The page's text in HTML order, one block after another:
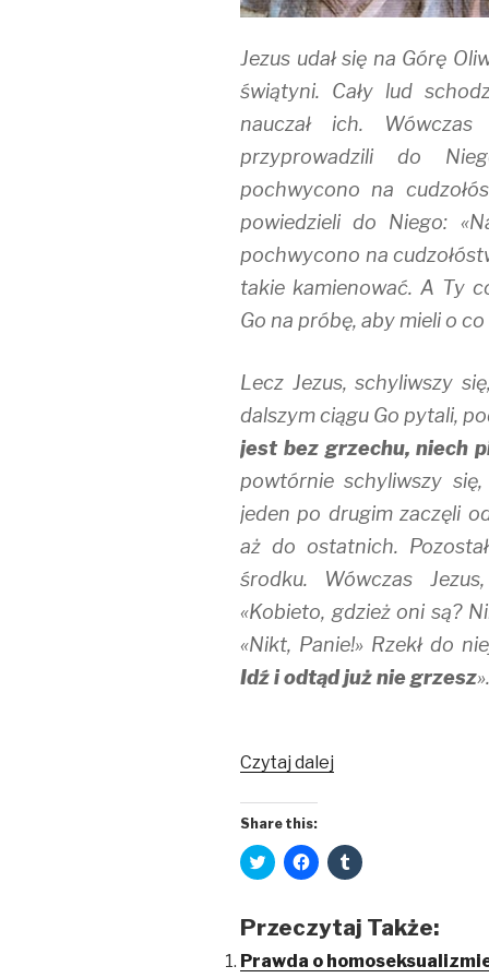
Jezus udał się na Górę
świątyni. Cały lud
nauczał ich.
przyprowadzili do
pochwycono na
powiedzieli do Niego:
pochwycono na
takie kamienować. A Ty
Go na próbę, aby mieli o
Lecz Jezus, schyliwszy
dalszym ciągu Go pytali,
jest bez grzechu, niech
powtórnie schyliwszy
jeden po drugim zaczęli
aż do ostatnich.
środku. Wówczas
«Kobieto, gdzież oni są?
«Nikt, Panie!» Rzekł do
Idź i odtąd już nie grzesz
Czytaj dalej
Share this:
C
l
t
s
h
C
l
t
s
h
C
l
k
t
o
s
h
Przeczytaj Także:
Prawda o